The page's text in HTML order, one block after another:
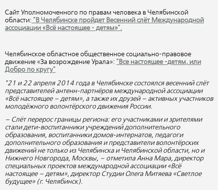
Сайт Уполномоченного по правам человека в Челябинской
области: "В Челябинске пройдет Весенний слёт Международной
ассоциации «Всё настоящее - детям»".
Челябинское областное общественное социально-правовое
движение «За возрождение Урала»: "Все настоящее -детям, или
Добро по кругу"
"21 и 22 апреля 2014 года в Челябинске состоялся весенний слёт
представителей антенн-партнёров международной ассоциации
«Всё настоящее – детям», а также их друзей – активных участников
молодёжного волонтёрского движения России.
– Слёт перерос границы региона: его участниками и зрителями
стали дети-воспитанники учреждений дополнительного
образования, воспитанники домов-интернатов, педагоги
дополнительного образования и представители волонтёрских
движений не только из Челябинска и Челябинской области, но и
Нижнего Новгорода, Москвы, – отметила Анна Мара, директор
специальных проектов международной ассоциации «Всё
настоящее – детям», директор Студии Олега Митяева «Светлое
будущее» (г. Челябинск).